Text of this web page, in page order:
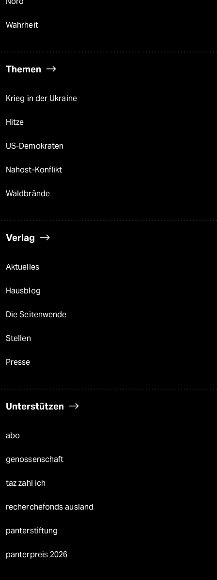
Wahrheit
Themen
Krieg in der Ukraine
Hitze
US-Demokraten
Nahost-Konflikt
Waldbrände
Verlag
Aktuelles
Hausblog
Die Seitenwende
Stellen
Presse
Unterstützen
abo
genossenschaft
taz zahl ich
recherchefonds ausland
panterstiftung
panterpreis 2026